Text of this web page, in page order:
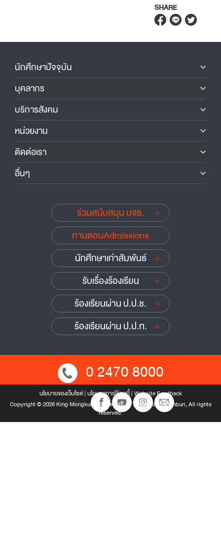
SHARE
นักศึกษาปัจจุบัน
บุคลากร
บริการสังคม
หน่วยงาน
ติดต่อเรา
อื่นๆ
ร่วมสนับสนุน มจธ.
ถามตอบAdmissions
นักศึกษาเก่าสัมพันธ์
รับเรื่องร้องเรียน
ร้องเรียนผ่าน ป.ป.ช.
ร้องเรียนผ่าน ป.ป.ท.
0 2470 8000
แผนผังเว็บไซต์
นโยบายของเว็บไซต์| นโยบายการใช้คุกกี้| Website Feedback
Copyright © 2026 King Mongkut’s University of Technology Thonburi, All rights
reserved.